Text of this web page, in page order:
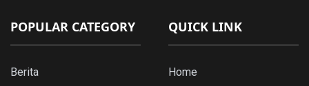
POPULAR CATEGORY
Berita
QUICK LINK
Home